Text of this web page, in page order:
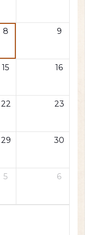
8 9
15 16
22 23
29 30
5 6